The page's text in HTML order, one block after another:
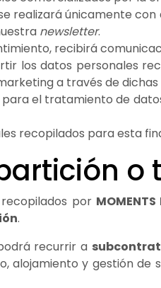
realizará únicamente con
newsletter.
recibirá
los datos personales
a través de dichas
el tratamiento de
recopilados para esta
o
por MOMENTS
.
recurrir a
alojamiento y gestión de